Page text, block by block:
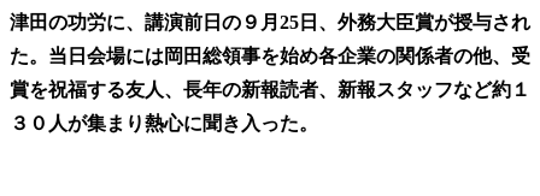
津田の功労に、講演前日の９月25日、外務大臣賞が授与され
た。当日会場には岡田総領事を始め各企業の関係者の他、受
賞を祝福する友人、長年の新報読者、新報スタッフなど約１
３０人が集まり熱心に聞き入った。